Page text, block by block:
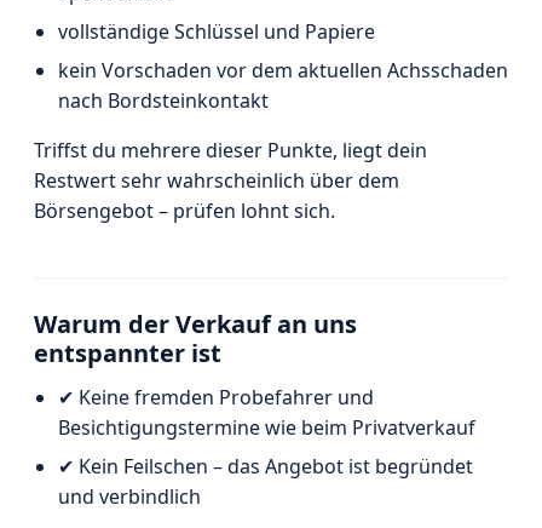
vollständige Schlüssel und Papiere
kein Vorschaden vor dem aktuellen Achsschaden
nach Bordsteinkontakt
Triffst du mehrere dieser Punkte, liegt dein
Restwert sehr wahrscheinlich über dem
Börsengebot – prüfen lohnt sich.
Warum der Verkauf an uns
entspannter ist
✔ Keine fremden Probefahrer und
Besichtigungstermine wie beim Privatverkauf
✔ Kein Feilschen – das Angebot ist begründet
und verbindlich